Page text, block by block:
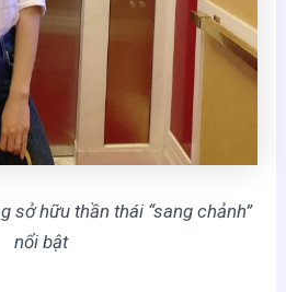
sở hữu thần thái “sang chảnh”
nổi bật